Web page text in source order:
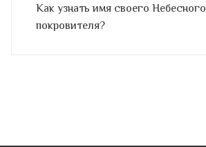
Как узнать имя своего Небесного
покровителя?